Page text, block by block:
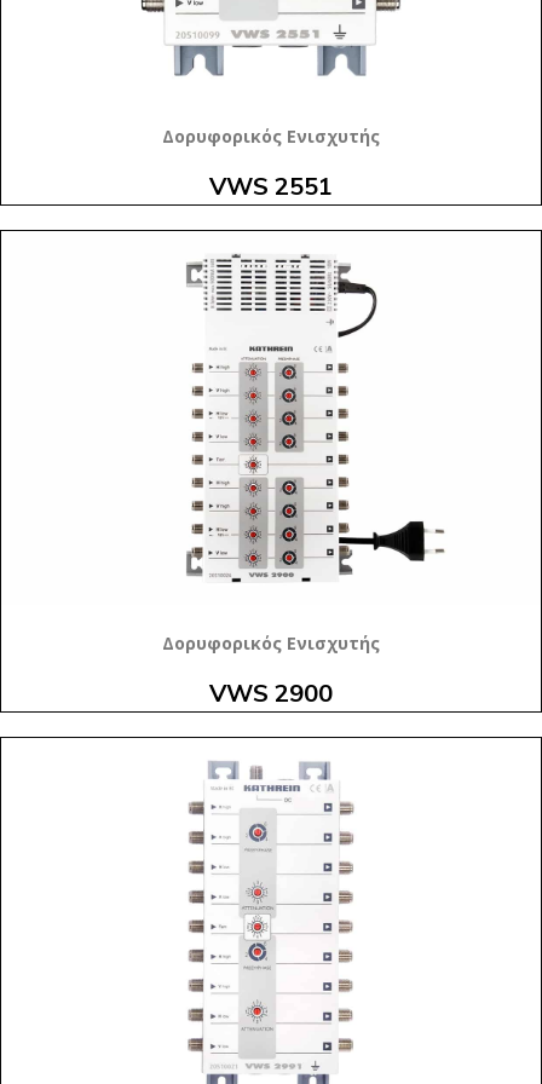
VWS 2551
Δορυφορικός Ενισχυτής
VWS 2900
Δορυφορικός Ενισχυτής